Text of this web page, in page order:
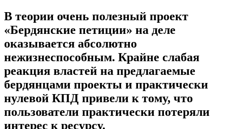
В теории очень полезный проект
«Бердянские петиции» на деле
оказывается абсолютно
нежизнеспособным. Крайне слабая
реакция властей на предлагаемые
бердянцами проекты и практически
нулевой КПД привели к тому, что
пользователи практически потеряли
интерес к ресурсу.